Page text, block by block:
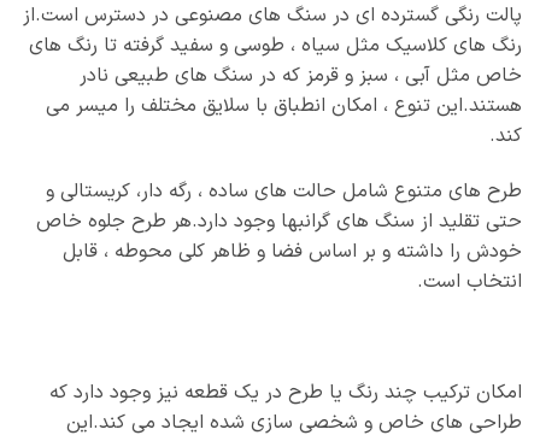
پالت رنگی گسترده‌ ای در سنگ‌ های مصنوعی در دسترس است.از
رنگ‌ های کلاسیک مثل سیاه ، طوسی و سفید گرفته تا رنگ‌ های
خاص مثل آبی ، سبز و قرمز که در سنگ‌ های طبیعی نادر
هستند.این تنوع ، امکان انطباق با سلایق مختلف را میسر می
کند.
طرح‌ های متنوع شامل حالت های ساده ، رگه‌ دار، کریستالی و
حتی تقلید از سنگ‌ های گرانبها وجود دارد.هر طرح جلوه خاص
خودش را داشته و بر اساس فضا و ظاهر کلی محوطه ، قابل
انتخاب است.
امکان ترکیب چند رنگ یا طرح در یک قطعه نیز وجود دارد که
طراحی‌ های خاص و شخصی‌ سازی شده ایجاد می‌ کند.این